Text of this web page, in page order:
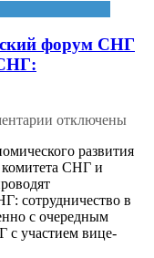
форум СНГ
к
18
марта
Экономический
форум
СНГ
отключены
развития
СНГ и
сотрудничество в
с очередным
с участием вице-